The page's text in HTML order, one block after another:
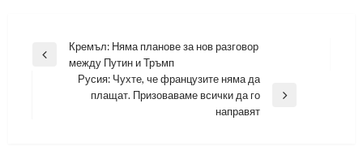
Навигация
Previous
Кремъл: Няма планове за нов разговор
между Путин и Тръмп
Русия: Чухте, че французите няма да
плащат. Призоваваме всички да го
направят